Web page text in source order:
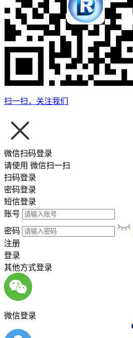
扫一扫，关注我们
微信扫码登录
请使用 微信扫一扫
扫码登录
密码登录
短信登录
账号
密码
注册
登录
其他方式登录
微信登录